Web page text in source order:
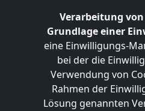
Verarbeitung
Grundlage einer
eine Einwilligungs-
bei der die
Verwendung von
Rahmen der
Lösung genannten